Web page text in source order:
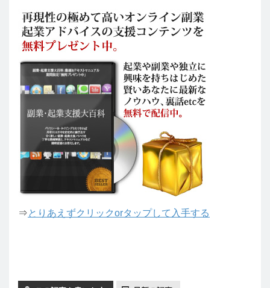
⇒とりあえずクリックorタップして入手する